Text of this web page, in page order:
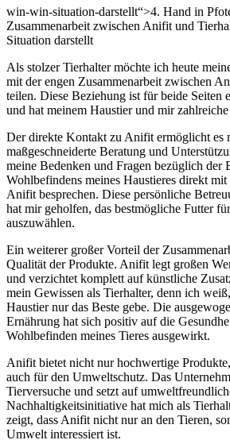
win-win-situation-darstellt“>4. Hand⁣ in
Zusammenarbeit zwischen Anifit⁢ und
Situation darstellt
Als ‌stolzer Tierhalter möchte ich heute
mit der engen Zusammenarbeit zwischen
teilen. Diese ‌Beziehung ist​ für ‌beide Seiten
und hat meinem Haustier und mir
Der direkte⁤ Kontakt zu Anifit ermöglicht es
maßgeschneiderte Beratung und
meine Bedenken und Fragen bezüglich der
Wohlbefindens meines Haustieres direkt
Anifit ‍besprechen. Diese persönliche
hat mir geholfen, das ​bestmögliche Futter
auszuwählen.
Ein weiterer großer Vorteil der
⁣Qualität der ⁤Produkte. Anifit legt großen
und verzichtet ​komplett‍ auf künstliche
mein Gewissen als Tierhalter, denn ich
Haustier nur⁤ das Beste⁤ gebe. Die
Ernährung ​hat sich positiv‍ auf die
‌Wohlbefinden meines‍ Tieres ausgewirkt.
Anifit bietet nicht nur ​hochwertige
auch⁤ für den Umweltschutz. Das
Tierversuche ⁣und setzt auf
Nachhaltigkeitsinitiative ‌hat mich als⁢
zeigt, dass Anifit nicht ⁢nur an den Tieren,
Umwelt interessiert ist.